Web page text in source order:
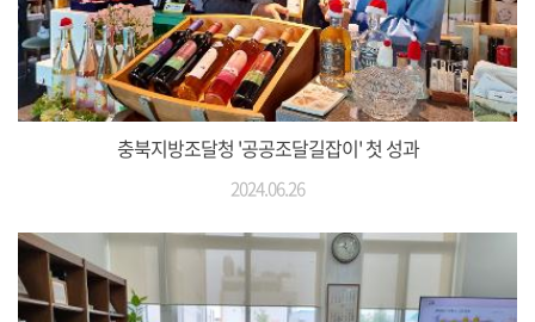
충북지방조달청 '공공조달길잡이' 첫 성과
2024.06.26